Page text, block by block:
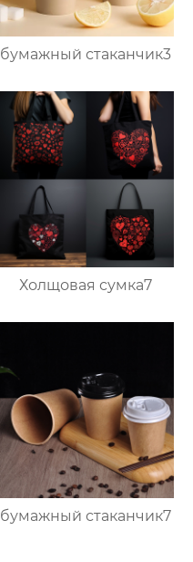
бумажный стаканчик3
Холщовая сумка7
бумажный стаканчик7